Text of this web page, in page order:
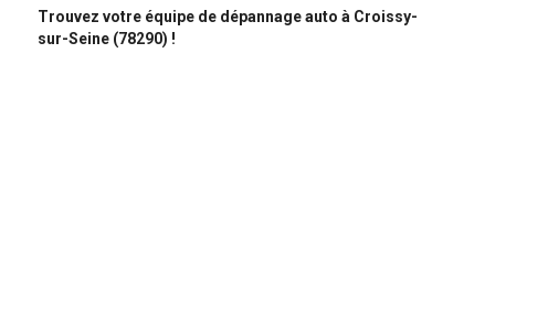
Trouvez votre équipe de dépannage auto à Croissy-
sur-Seine (78290) !